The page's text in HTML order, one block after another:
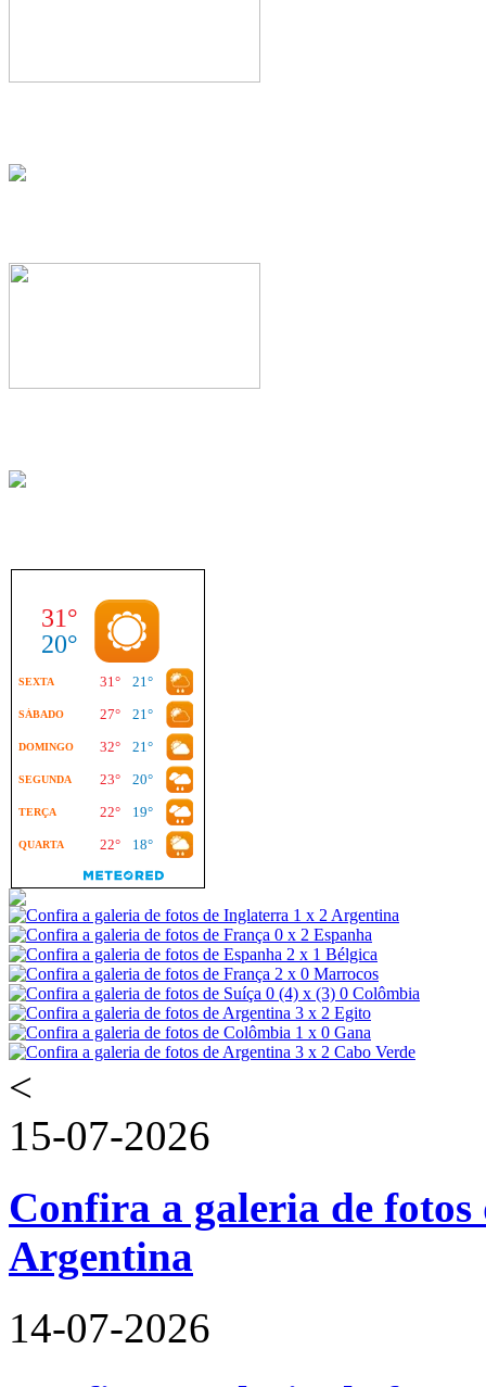
<
15-07-2026
Confira a galeria de
Argentina
14-07-2026